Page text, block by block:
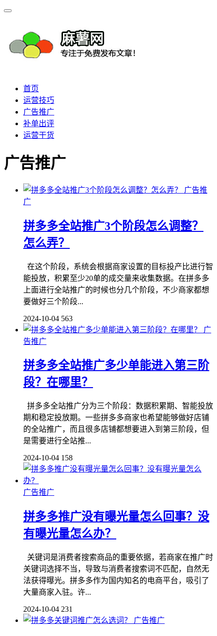
首页
运营技巧
广告推广
补单出评
运营干货
广告推广
广告推
广
拼多多全站推广3个阶段怎么调整？
怎么弄？
在这个阶段，系统会根据商家设置的目标投产比进行智
能投放，积累至少20单的成交量来收集数据。在拼多多
上面进行全站推广的时候也分几个阶段，不少商家都想
要做好三个阶段...
2024-10-04 563
广
告推广
拼多多全站推广多少单能进入第三阶
段？在哪里？
拼多多全站推广分为三个阶段：数据积累期、智能投放
期和稳定投放期。一些拼多多商家也希望能够做好店铺
的全站推广，而且很多店铺都想要进入到第三阶段，但
是需要进行全站推...
2024-10-04 158
广告推广
拼多多推广没有曝光量怎么回事？没
有曝光量怎么办？
关键词是消费者搜索商品的重要依据，若商家在推广时
关键词选择不当，导致与消费者搜索词不匹配，自然无
法获得曝光。拼多多作为国内知名的电商平台，吸引了
大量商家入驻。许...
2024-10-04 231
广告推广